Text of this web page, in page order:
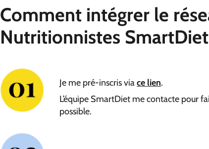
Comment intégrer le
Nutritionnistes
Je me pré-inscris viace lien.
L’équipe SmartDiet me contacte pour
possible.